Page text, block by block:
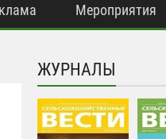
Мероприятия
ЖУРНАЛЫ